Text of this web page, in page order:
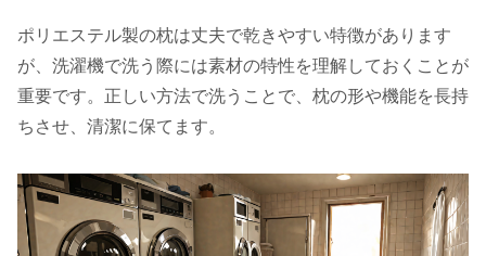
ポリエステル製の枕は丈夫で乾きやすい特徴があります
が、洗濯機で洗う際には素材の特性を理解しておくことが
重要です。正しい方法で洗うことで、枕の形や機能を長持
ちさせ、清潔に保てます。